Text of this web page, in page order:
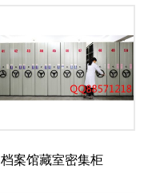
档案馆藏室密集柜